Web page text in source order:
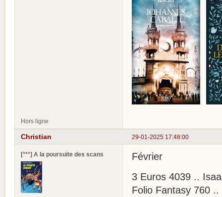
Hors ligne
29-01-2025 17:48:00
Christian
[°*°] A la poursuite des scans
Février
3 Euros 4039 ..
Folio Fantasy 760